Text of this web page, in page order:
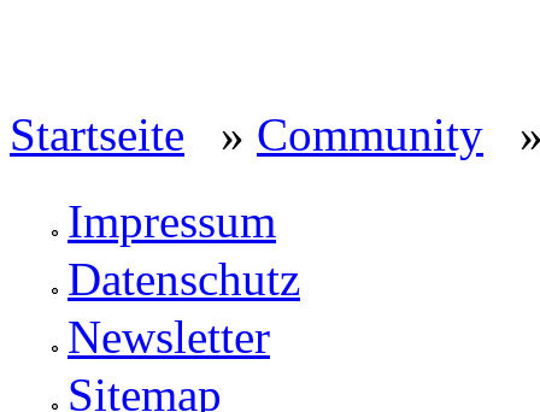
Startseite » Community
Impressum
Datenschutz
Newsletter
Sitemap